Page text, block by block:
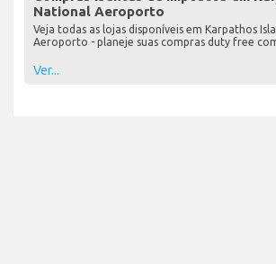
National Aeroporto
Veja todas as lojas disponíveis em Karpathos
Aeroporto - planeje suas compras duty free
Ver...